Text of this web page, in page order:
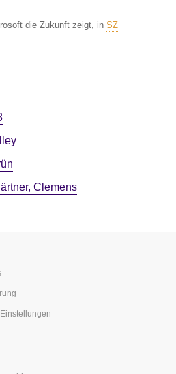
die Zukunft zeigt, in SZ
Clemens